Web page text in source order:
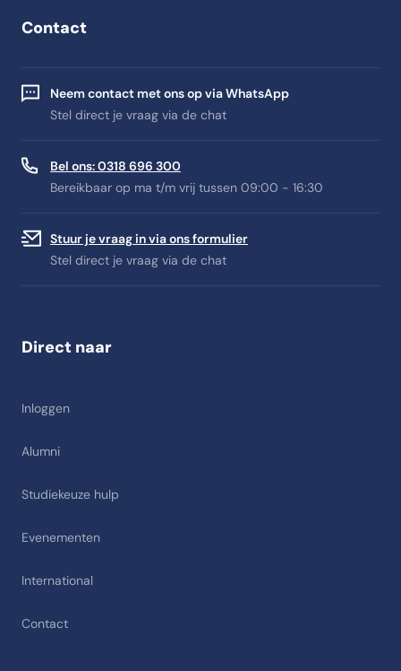
Contact
Neem contact met ons op via WhatsApp
Stel direct je vraag via de chat
Bel ons: 0318 696 300
Bereikbaar op ma t/m vrij tussen 09:00 - 16:30
Stuur je vraag in via ons formulier
Stel direct je vraag via de chat
Direct naar
Inloggen
Alumni
Studiekeuze hulp
Evenementen
International
Contact